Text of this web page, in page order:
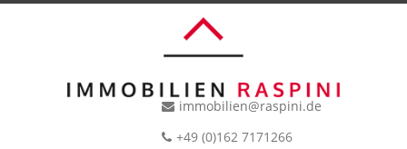
immobilien@raspini.de
+49 (0)162 7171266